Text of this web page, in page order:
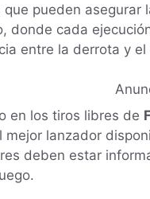
pueden
donde cada
entre la derrota y
en los tiros libres de
lanzador
deben estar